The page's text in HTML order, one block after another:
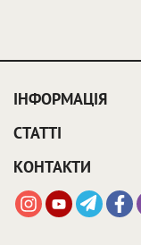
ІНФОРМАЦІЯ
СТАТТІ
КОНТАКТИ